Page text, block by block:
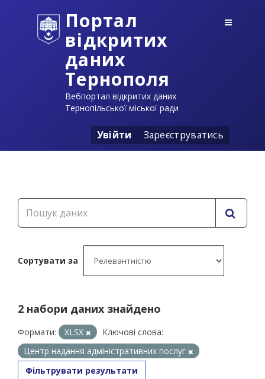
Портал
відкритих
даних
Тернополя
Вебпортал відкритих даних
Тернопільської міської ради
Увійти Зареєструватись
Сортувати за
2 набори даних знайдено
Формати: XLSX
Ключові слова:
Центр надання адміністративних послуг
Фільтрувати результати